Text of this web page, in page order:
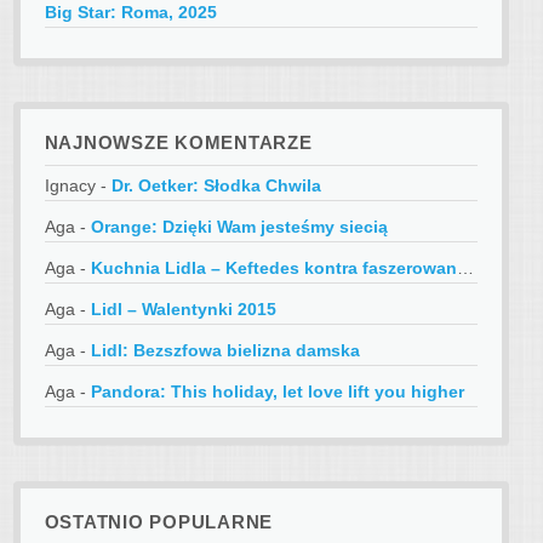
Big Star: Roma, 2025
NAJNOWSZE KOMENTARZE
Ignacy- Dr. Oetker: Słodka Chwila
Aga - Orange: Dzięki Wam jesteśmy siecią
Aga - Kuchnia Lidla – Keftedes kontra faszerowane papryczki
Aga - Lidl – Walentynki 2015
Aga - Lidl: Bezszfowa bielizna damska
Aga - Pandora: This holiday, let love lift you higher
OSTATNIO POPULARNE